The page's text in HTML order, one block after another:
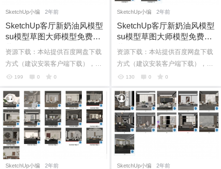
SketchUp小编 2年前
SketchUp客厅新奶油风模型
su模型草图大师模型免费下
载20240626
资源下载：本站提供百度网盘下载
方式（建议安装客户端下载），如
果网盘下载链接失效请在评论区留
个人微...
199 0 0
SketchUp小编 2年前
SketchUp客厅新奶油风模型
su模型草图大师模型免费下
载20240623
资源下载：本站提供百度网盘下载
方式（建议安装客户端下载），如
果网盘下载链接失效请在评论区留
个人微...
130 0 0
SketchUp小编 2年前 SketchUp小编 2年前